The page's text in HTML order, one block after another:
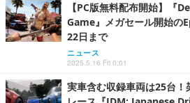
【PC版無料配布開始】『
Game』メガセール開始の
22日まで
ニュース
2025.5.16 Fri 0:01
実車含む収録車両は25台！